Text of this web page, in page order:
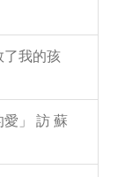
了我的孩
」 訪 蘇